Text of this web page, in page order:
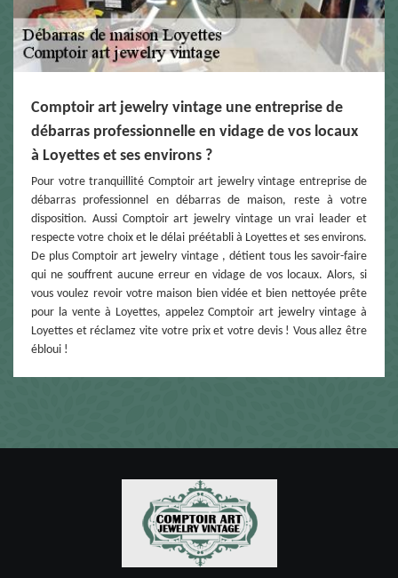
Comptoir art jewelry vintage une entreprise de
débarras professionnelle en vidage de vos locaux
à Loyettes et ses environs ?
Pour votre tranquillité Comptoir art jewelry vintage entreprise de
débarras professionnel en débarras de maison, reste à votre
disposition. Aussi Comptoir art jewelry vintage un vrai leader et
respecte votre choix et le délai préétabli à Loyettes et ses environs.
De plus Comptoir art jewelry vintage , détient tous les savoir-faire
qui ne souffrent aucune erreur en vidage de vos locaux. Alors, si
vous voulez revoir votre maison bien vidée et bien nettoyée prête
pour la vente à Loyettes, appelez Comptoir art jewelry vintage à
Loyettes et réclamez vite votre prix et votre devis ! Vous allez être
ébloui !